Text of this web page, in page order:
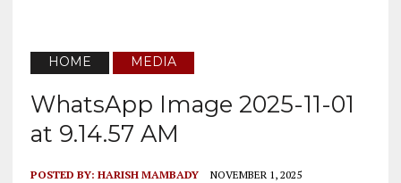
HOME MEDIA
WhatsApp Image 2025-11-01
at 9.14.57 AM
POSTED BY: HARISH MAMBADY NOVEMBER 1, 2025